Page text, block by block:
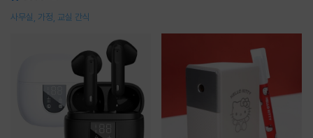
사무실, 가정, 교실 간식